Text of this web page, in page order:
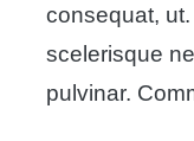
consequat,
scelerisque
pulvinar.